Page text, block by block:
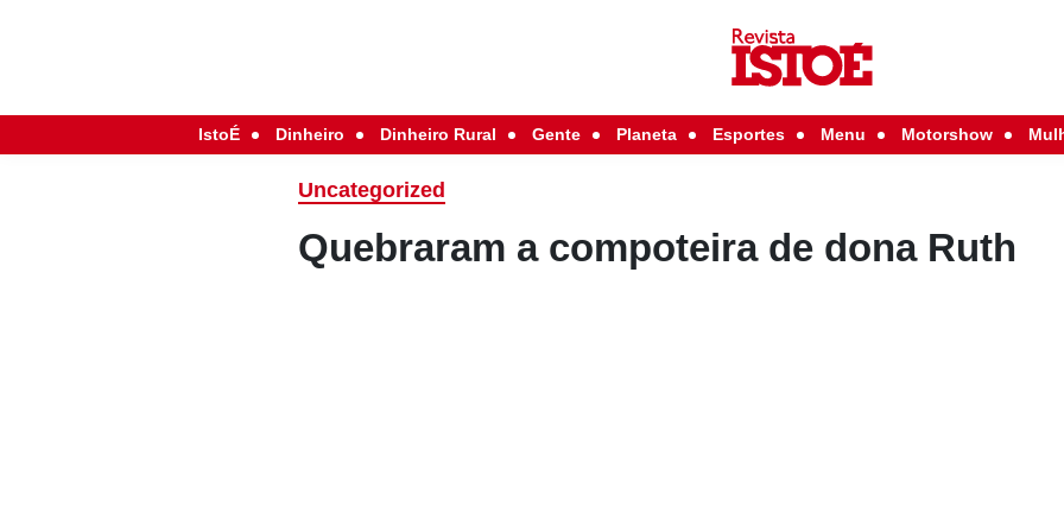
IstoÉ Dinheiro Dinheiro Rural Gente Planeta Esportes Menu Motorshow
Uncategorized
Quebraram a compoteira de dona Ruth